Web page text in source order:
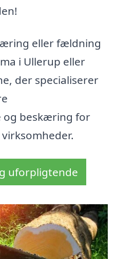
eller fældning
i Ullerup eller
der specialiserer
beskæring for
uforpligtende